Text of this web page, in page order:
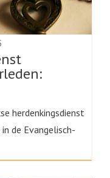
herdenkingsdienst
de Evangelisch-